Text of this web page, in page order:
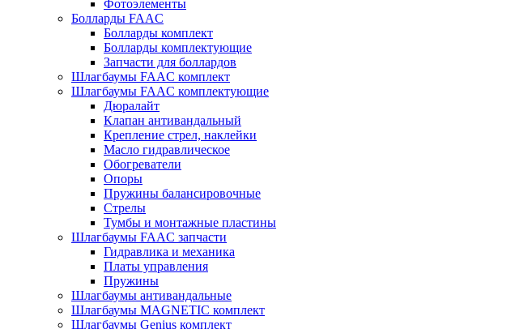
Фотоэлементы
Болларды FAAC
Болларды комплект
Болларды комплектующие
Запчасти для боллардов
Шлагбаумы FAAC комплект
Шлагбаумы FAAC комплектующие
Дюралайт
Клапан антивандальный
Крепление стрел, наклейки
Масло гидравлическое
Обогреватели
Опоры
Пружины балансировочные
Стрелы
Тумбы и монтажные пластины
Шлагбаумы FAAC запчасти
Гидравлика и механика
Платы управления
Пружины
Шлагбаумы антивандальные
Шлагбаумы MAGNETIC комплект
Шлагбаумы Genius комплект